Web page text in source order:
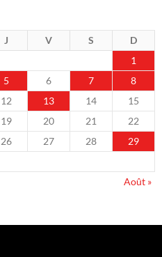
J V S
D
1
5 6 7
8
12 13 14
15
19 20 21
22
26 27 28
29
Août »